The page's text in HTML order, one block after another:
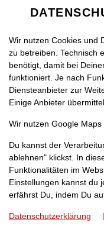
Wir nutzen Cookies und
zu betreiben. Technisch
benötigt, damit bei
funktioniert. Je nach
Diensteanbieter zur
Einige Anbieter
Wir nutzen Google Maps
Du kannst der
ablehnen" klickst. In
Funktionalitäten im
Einstellungen kannst du
erfährst Du, indem Du
Datenschutzerklärung